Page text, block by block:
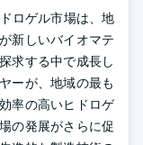
ロゲル市場は、地
新しいバイオマテ
求する中で成長し
ーが、地域の最も
率の高いヒドロゲ
の発展がさらに促